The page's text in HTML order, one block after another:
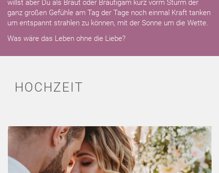
willst aber Du als Braut oder Bräutigam kurz vorm Sturm der
ganz großen Gefühle am Tag der Tage noch einmal Kraft tanken
um entspannt strahlen zu können, mit der Sonne um die Wette.
Was wäre das Leben ohne die Liebe?
HOCHZEIT